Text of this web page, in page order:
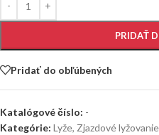
PRIDAŤ
Pridať do obľúbených
Katalógové číslo: -
Kategórie: Lyže, Zjazdové lyžovanie